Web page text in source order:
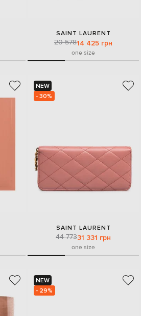
SAINT LAURENT
20 57814 425 грн
one size
NEW
- 30%
SAINT LAURENT
44 77331 331 грн
one size
NEW
- 29%